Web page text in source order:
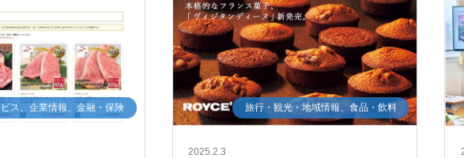
ス、企業情報、金融・保険 旅行・観光・地域情報、食品・飲料
2025.2.3